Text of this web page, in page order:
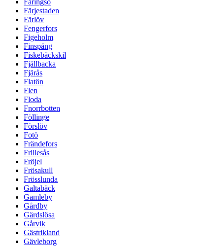
Färingsö
Färjestaden
Färlöv
Fengerfors
Figeholm
Finspång
Fiskebäckskil
Fjällbacka
Fjärås
Flatön
Flen
Floda
Fnorrbotten
Föllinge
Förslöv
Fotö
Frändefors
Frillesås
Fröjel
Frösakull
Frösslunda
Galtabäck
Gamleby
Gårdby
Gärdslösa
Gårvik
Gästrikland
Gävleborg